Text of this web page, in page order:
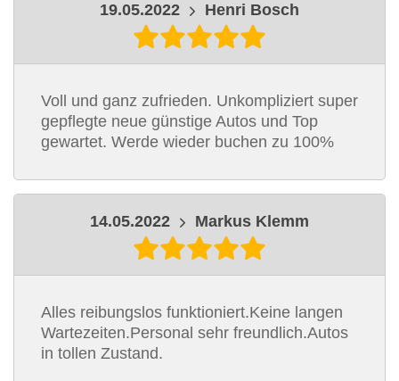
19.05.2022 Henri Bosch
Voll und ganz zufrieden. Unkompliziert super
gepflegte neue günstige Autos und Top
gewartet. Werde wieder buchen zu 100%
14.05.2022 Markus Klemm
Alles reibungslos funktioniert.Keine langen
Wartezeiten.Personal sehr freundlich.Autos
in tollen Zustand.